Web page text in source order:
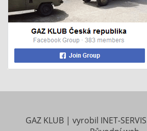
GAZ KLUB | vyrobil INET-